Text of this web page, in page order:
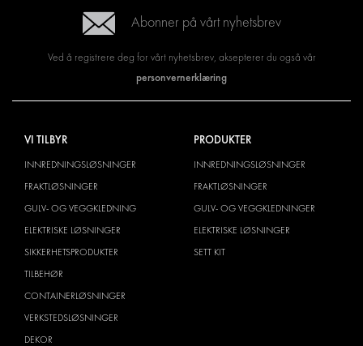
Abonner på vårt nyhetsbrev
Ved å registrere deg for vårt nyhetsbrev, aksepterer du også vår
personvernerklæring
VI TILBYR
INNREDNINGSLØSNINGER
FRAKTLØSNINGER
GULV- OG VEGGKLEDNING
ELEKTRISKE LØSNINGER
SIKKERHETSPRODUKTER
TILBEHØR
CONTAINERLØSNINGER
VERKSTEDSLØSNINGER
DEKOR
PRODUKTER
INNREDNINGSLØSNINGER
FRAKTLØSNINGER
GULV- OG VEGGKLEDNINGER
ELEKTRISKE LØSNINGER
SETT KIT